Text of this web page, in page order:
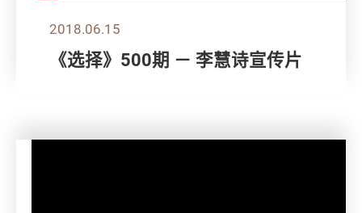
2018.06.15
《选择》500期 － 李慧诗宣传片